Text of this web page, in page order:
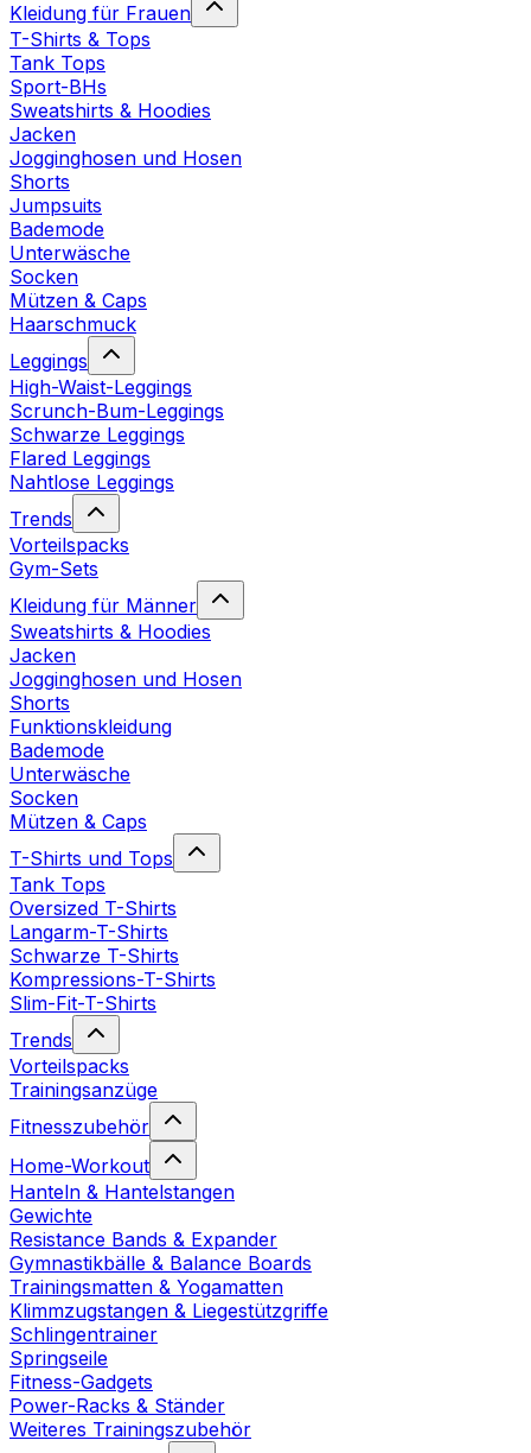
Kleidung für Frauen
T-Shirts & Tops
Tank Tops
Sport-BHs
Sweatshirts & Hoodies
Jacken
Jogginghosen und Hosen
Shorts
Jumpsuits
Bademode
Unterwäsche
Socken
Mützen & Caps
Haarschmuck
Leggings
High-Waist-Leggings
Scrunch-Bum-Leggings
Schwarze Leggings
Flared Leggings
Nahtlose Leggings
Trends
Vorteilspacks
Gym-Sets
Kleidung für Männer
Sweatshirts & Hoodies
Jacken
Jogginghosen und Hosen
Shorts
Funktionskleidung
Bademode
Unterwäsche
Socken
Mützen & Caps
T-Shirts und Tops
Tank Tops
Oversized T-Shirts
Langarm-T-Shirts
Schwarze T-Shirts
Kompressions-T-Shirts
Slim-Fit-T-Shirts
Trends
Vorteilspacks
Trainingsanzüge
Fitnesszubehör
Home-Workout
Hanteln & Hantelstangen
Gewichte
Resistance Bands & Expander
Gymnastikbälle & Balance Boards
Trainingsmatten & Yogamatten
Klimmzugstangen & Liegestützgriffe
Schlingentrainer
Springseile
Fitness-Gadgets
Power-Racks & Ständer
Weiteres Trainingszubehör